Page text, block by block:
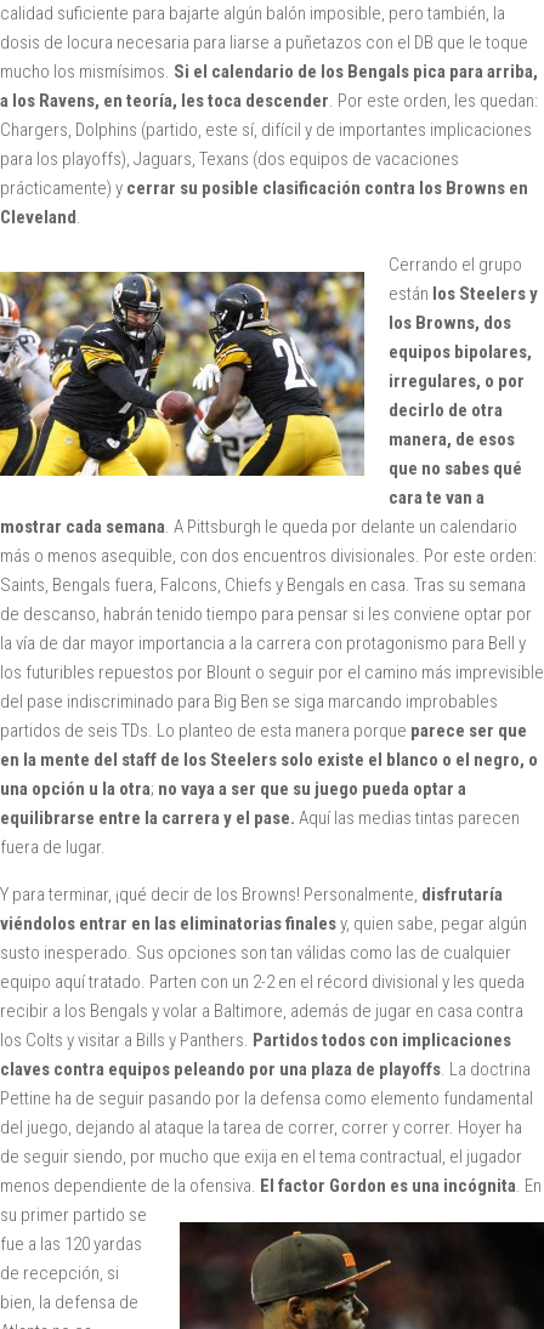
calidad suficiente para bajarte algún balón imposible, pero también, la
dosis de locura necesaria para liarse a puñetazos con el DB que le toque
mucho los mismísimos. Si el calendario de los Bengals pica para arriba,
a los Ravens, en teoría, les toca descender. Por este orden, les quedan:
Chargers, Dolphins (partido, este sí, difícil y de importantes implicaciones
para los playoffs), Jaguars, Texans (dos equipos de vacaciones
prácticamente) y cerrar su posible clasificación contra los Browns en
Cleveland.
Cerrando el grupo
están los Steelers y
los Browns, dos
equipos bipolares,
irregulares, o por
decirlo de otra
manera, de esos
que no sabes qué
cara te van a
mostrar cada semana. A Pittsburgh le queda por delante un calendario
más o menos asequible, con dos encuentros divisionales. Por este orden:
Saints, Bengals fuera, Falcons, Chiefs y Bengals en casa. Tras su semana
de descanso, habrán tenido tiempo para pensar si les conviene optar por
la vía de dar mayor importancia a la carrera con protagonismo para Bell y
los futuribles repuestos por Blount o seguir por el camino más imprevisible
del pase indiscriminado para Big Ben se siga marcando improbables
partidos de seis TDs. Lo planteo de esta manera porque parece ser que
en la mente del staff de los Steelers solo existe el blanco o el negro, o
una opción u la otra; no vaya a ser que su juego pueda optar a
equilibrarse entre la carrera y el pase. Aquí las medias tintas parecen
fuera de lugar.
Y para terminar, ¡qué decir de los Browns! Personalmente, disfrutaría
viéndolos entrar en las eliminatorias finalesy, quien sabe, pegar algún
susto inesperado. Sus opciones son tan válidas como las de cualquier
equipo aquí tratado. Parten con un 2-2 en el récord divisional y les queda
recibir a los Bengals y volar a Baltimore, además de jugar en casa contra
los Colts y visitar a Bills y Panthers. Partidos todos con implicaciones
claves contra equipos peleando por una plaza de playoffs. La doctrina
Pettine ha de seguir pasando por la defensa como elemento fundamental
del juego, dejando al ataque la tarea de correr, correr y correr. Hoyer ha
de seguir siendo, por mucho que exija en el tema contractual, el jugador
menos dependiente de la ofensiva. El factor Gordon es una incógnita. En
su primer partido se
fue a las 120 yardas
de recepción, si
bien, la defensa de